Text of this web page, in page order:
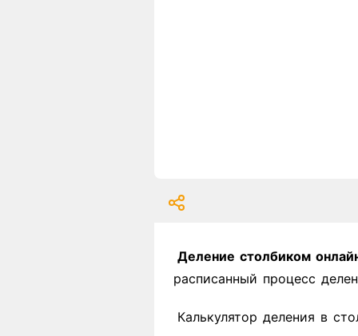
Деление столбиком
расписанный процесс
Калькулятор деления в